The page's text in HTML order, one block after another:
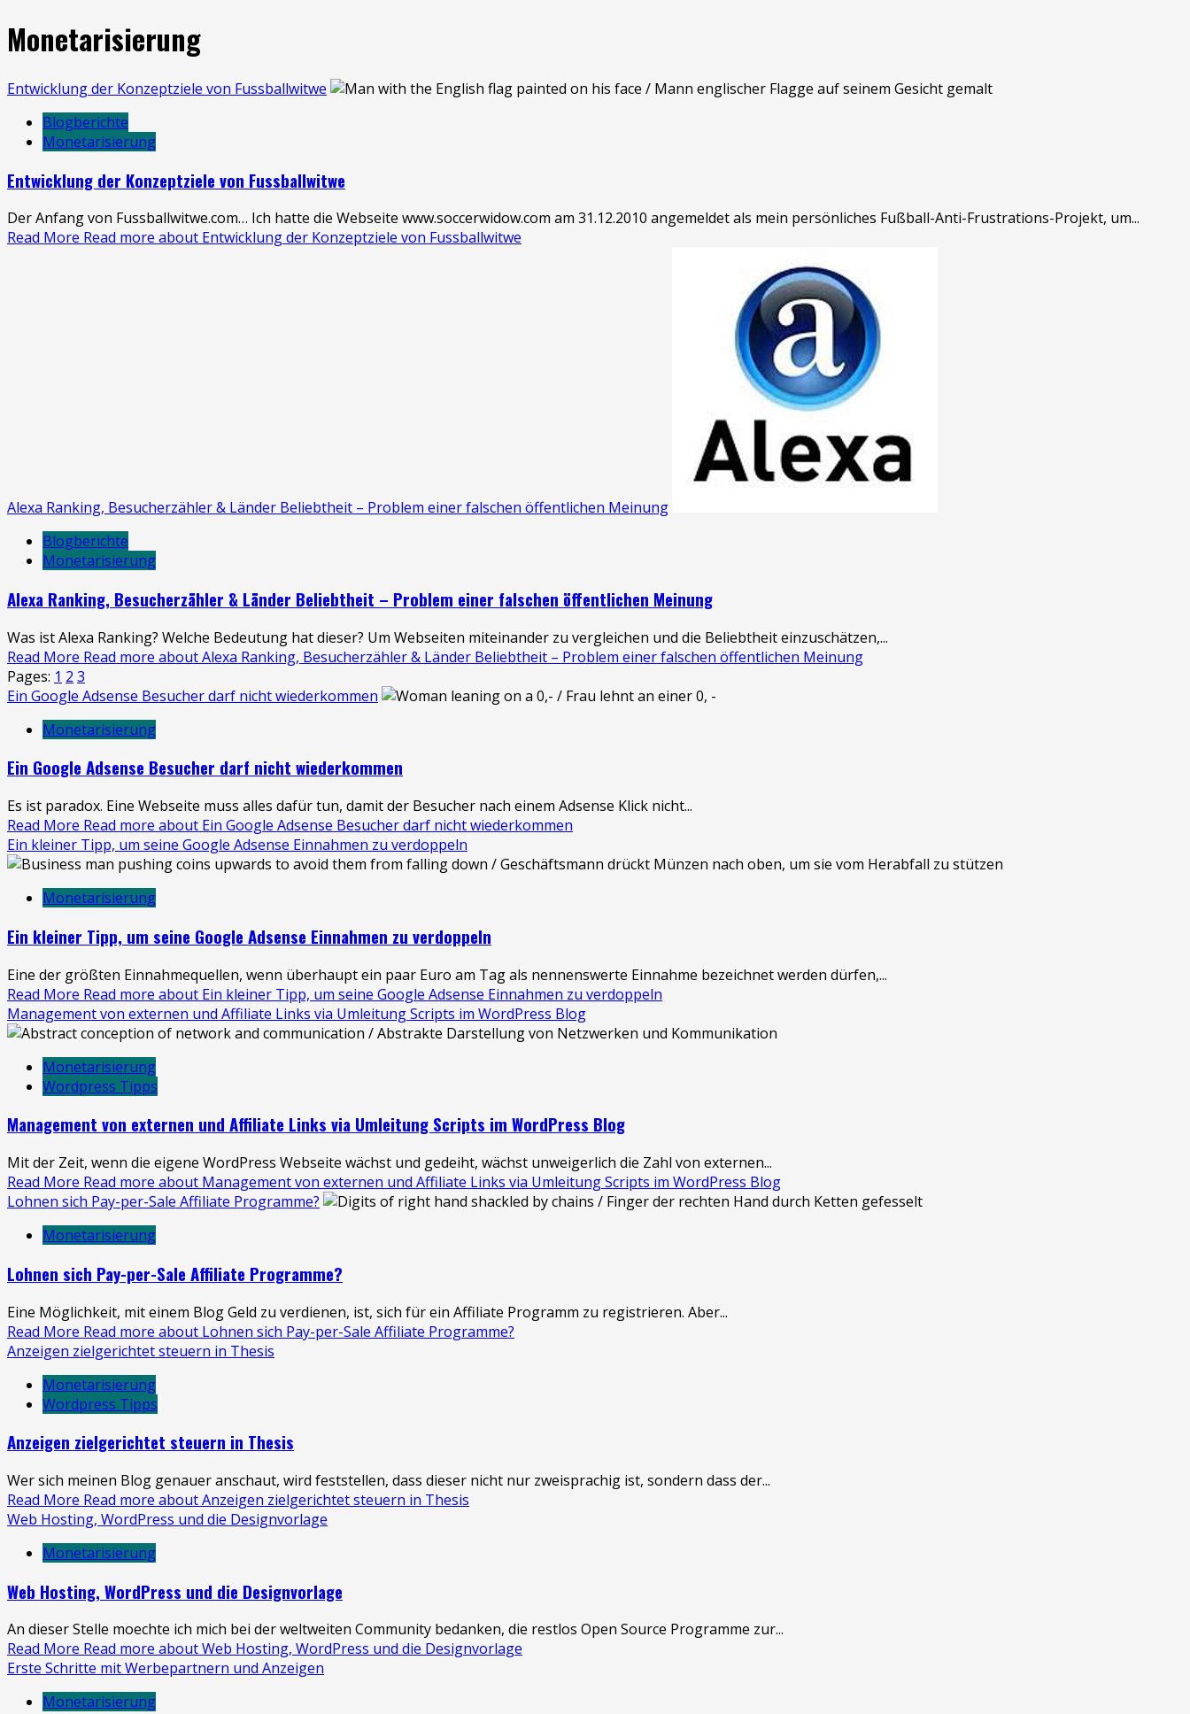
Monetarisierung
Entwicklung der Konzeptziele von Fussballwitwe
Blogberichte
Monetarisierung
Entwicklung der Konzeptziele von Fussballwitwe
Der Anfang von Fussballwitwe.com… Ich hatte die Webseite www.soccerwidow.com am 31.12.2010 angemeldet als mein persönliches Fußball-Anti-Frustrations-Projekt, um...
Read More Read more about Entwicklung der Konzeptziele von Fussballwitwe
Alexa Ranking, Besucherzähler & Länder Beliebtheit – Problem einer falschen öffentlichen Meinung
Blogberichte
Monetarisierung
Alexa Ranking, Besucherzähler & Länder Beliebtheit – Problem einer falschen öffentlichen Meinung
Was ist Alexa Ranking? Welche Bedeutung hat dieser? Um Webseiten miteinander zu vergleichen und die Beliebtheit einzuschätzen,...
Read More Read more about Alexa Ranking, Besucherzähler & Länder Beliebtheit – Problem einer falschen öffentlichen Meinung
Pages: 1 2 3
Ein Google Adsense Besucher darf nicht wiederkommen
Monetarisierung
Ein Google Adsense Besucher darf nicht wiederkommen
Es ist paradox. Eine Webseite muss alles dafür tun, damit der Besucher nach einem Adsense Klick nicht...
Read More Read more about Ein Google Adsense Besucher darf nicht wiederkommen
Ein kleiner Tipp, um seine Google Adsense Einnahmen zu verdoppeln
Monetarisierung
Ein kleiner Tipp, um seine Google Adsense Einnahmen zu verdoppeln
Eine der größten Einnahmequellen, wenn überhaupt ein paar Euro am Tag als nennenswerte Einnahme bezeichnet werden dürfen,...
Read More Read more about Ein kleiner Tipp, um seine Google Adsense Einnahmen zu verdoppeln
Management von externen und Affiliate Links via Umleitung Scripts im WordPress Blog
Monetarisierung
Wordpress Tipps
Management von externen und Affiliate Links via Umleitung Scripts im WordPress Blog
Mit der Zeit, wenn die eigene WordPress Webseite wächst und gedeiht, wächst unweigerlich die Zahl von externen...
Read More Read more about Management von externen und Affiliate Links via Umleitung Scripts im WordPress Blog
Lohnen sich Pay-per-Sale Affiliate Programme?
Monetarisierung
Lohnen sich Pay-per-Sale Affiliate Programme?
Eine Möglichkeit, mit einem Blog Geld zu verdienen, ist, sich für ein Affiliate Programm zu registrieren. Aber...
Read More Read more about Lohnen sich Pay-per-Sale Affiliate Programme?
Anzeigen zielgerichtet steuern in Thesis
Monetarisierung
Wordpress Tipps
Anzeigen zielgerichtet steuern in Thesis
Wer sich meinen Blog genauer anschaut, wird feststellen, dass dieser nicht nur zweisprachig ist, sondern dass der...
Read More Read more about Anzeigen zielgerichtet steuern in Thesis
Web Hosting, WordPress und die Designvorlage
Monetarisierung
Web Hosting, WordPress und die Designvorlage
An dieser Stelle moechte ich mich bei der weltweiten Community bedanken, die restlos Open Source Programme zur...
Read More Read more about Web Hosting, WordPress und die Designvorlage
Erste Schritte mit Werbepartnern und Anzeigen
Monetarisierung